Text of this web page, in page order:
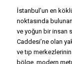
İstanbul’un en
noktasında
ve yoğun bir insan
Caddesi’ne olan
ve tıp
bölge, modern